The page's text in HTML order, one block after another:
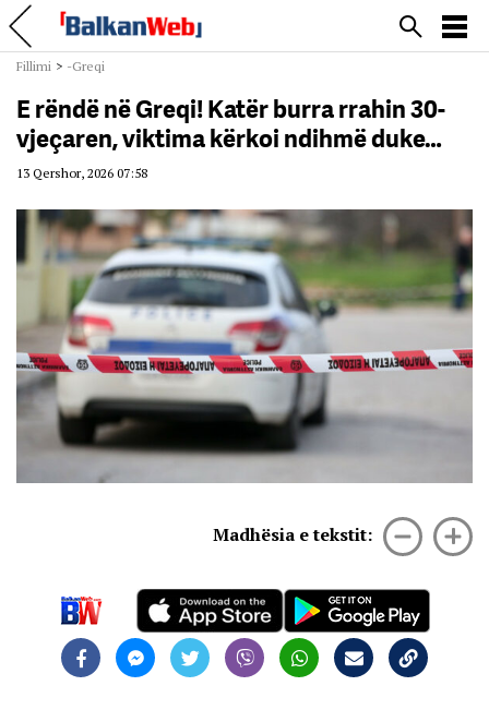
Fillimi > -Greqi
E rëndë në Greqi! Katër burra rrahin 30-
vjeçaren, viktima kërkoi ndihmë duke…
13 Qershor, 2026 07:58
Madhësia e tekstit: